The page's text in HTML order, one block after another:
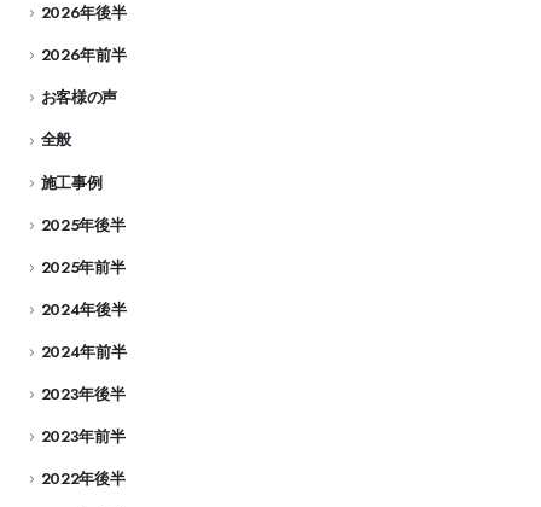
2026年後半
2026年前半
お客様の声
全般
施工事例
2025年後半
2025年前半
2024年後半
2024年前半
2023年後半
2023年前半
2022年後半